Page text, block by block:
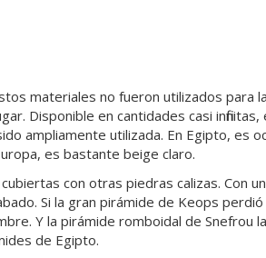
materiales no fueron utilizados para
Disponible en cantidades casi
ampliamente utilizada. En Egipto, es
es bastante beige claro.
con otras piedras calizas. Con
Si la gran pirámide de Keops
Y la pirámide romboidal de
de Egipto.